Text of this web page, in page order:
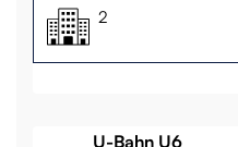
2
U-Bahn U6